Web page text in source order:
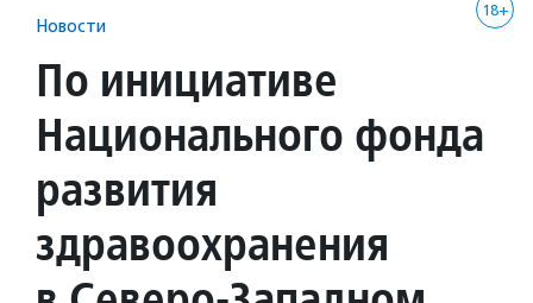
18+
Новости
По инициативе
Национального фонда
развития
здравоохранения